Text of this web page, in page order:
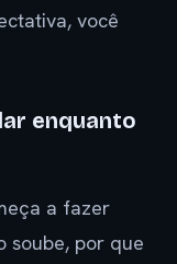
você
enquanto
a fazer
soube, por que